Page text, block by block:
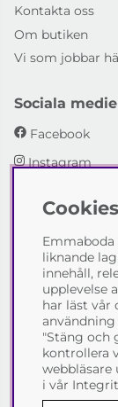
Kontakta oss
Om butiken
Vi som jobbar
Sociala
Facebook
Instagram
Emmaboda
I fyra
sina hem och
möbeldesign
skapa ditt
hur vi kan
Telefon:0471-
E-post:
Emmaboda
liknande
innehåll,
upplevelse
har läst vår
"Stäng och
kontrollera
webbläsare
i vår